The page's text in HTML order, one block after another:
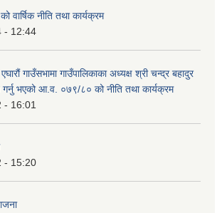
नीति तथा कार्यक्रम
- 12:44
गाउँसभामा गाउँपालिकाका अध्यक्ष श्री चन्द्र बहादुर
भएको आ.व. ०७९/८० को नीति तथा कार्यक्रम
- 16:01
- 15:20